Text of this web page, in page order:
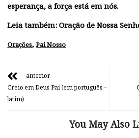
esperança, a força está em nós.
Leia também: Oração de Nossa
Orações, Pai Nosso
anterior
Creio em Deus Pai (em português –
latim)
You May Also